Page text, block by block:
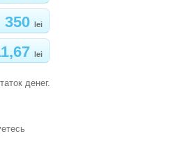
350 lei
lei
денег.